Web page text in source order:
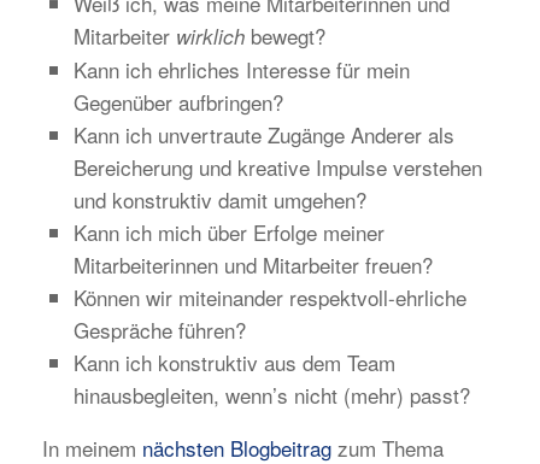
Mitarbeiter wirklich bewegt?
Kann ich ehrliches Interesse für mein
Gegenüber aufbringen?
Kann ich unvertraute Zugänge Anderer als
Bereicherung und kreative Impulse verstehen
und konstruktiv damit umgehen?
Kann ich mich über Erfolge meiner
Mitarbeiterinnen und Mitarbeiter freuen?
Können wir miteinander respektvoll-ehrliche
Gespräche führen?
Kann ich konstruktiv aus dem Team
hinausbegleiten, wenn’s nicht (mehr) passt?
In meinem nächsten Blogbeitrag zum Thema